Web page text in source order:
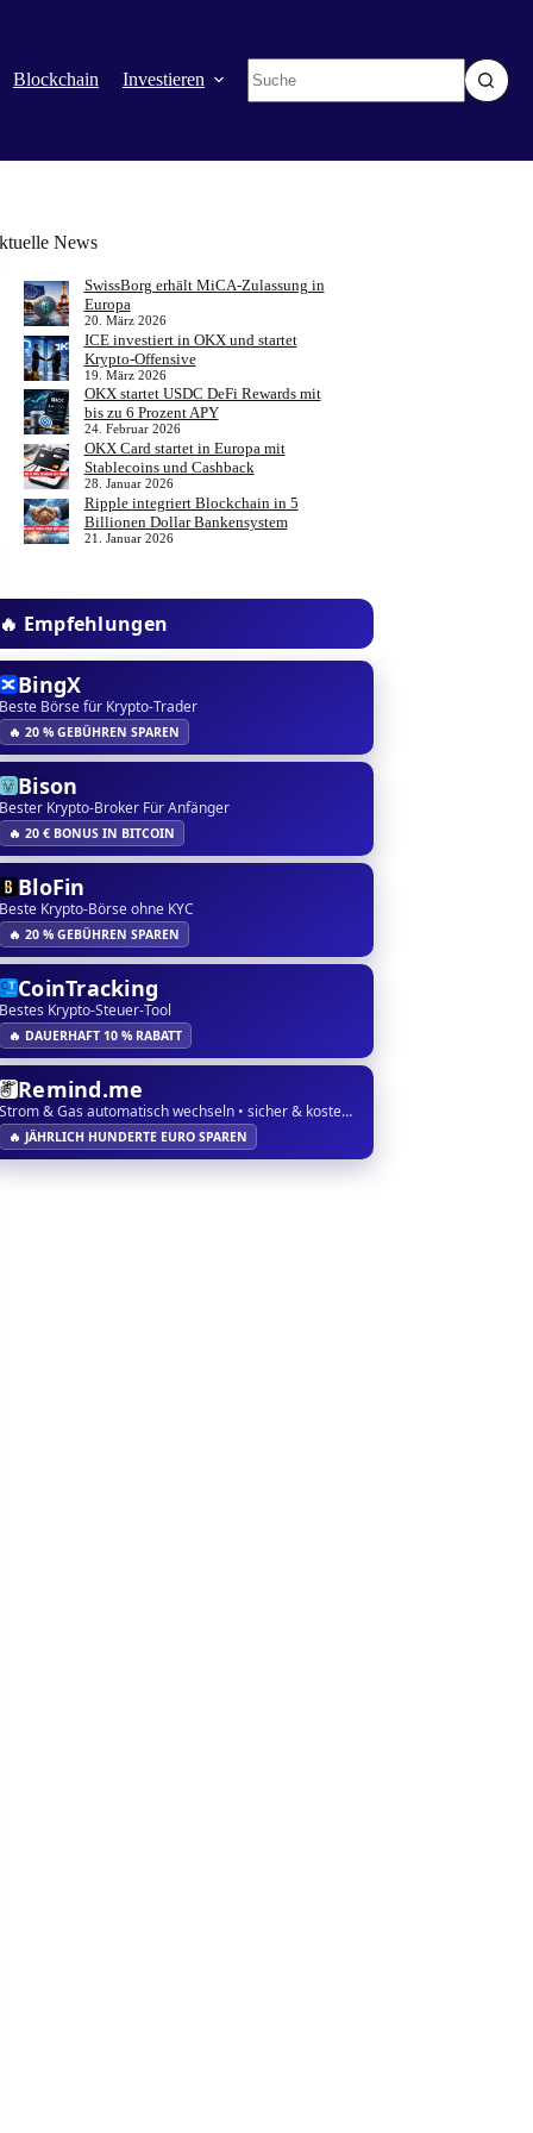
Blockchain Investieren Mehr
Ergebnisse
News
SwissBorg erhält MiCA-Zulassung in
Europa
20. März 2026
ICE investiert in OKX und startet
Krypto-Offensive
19. März 2026
OKX startet USDC DeFi Rewards mit
bis zu 6 Prozent APY
24. Februar 2026
OKX Card startet in Europa mit
Stablecoins und Cashback
28. Januar 2026
Ripple integriert Blockchain in 5
Billionen Dollar Bankensystem
21. Januar 2026
🔥 Empfehlungen
BingX
Beste Börse für Krypto-Trader
🔥 20 % GEBÜHREN SPAREN
Bison
Bester Krypto-Broker Für Anfänger
🔥 20 € BONUS IN BITCOIN
BloFin
Beste Krypto-Börse ohne KYC
🔥 20 % GEBÜHREN SPAREN
CoinTracking
Bestes Krypto-Steuer-Tool
🔥 DAUERHAFT 10 % RABATT
Remind.me
Strom & Gas automatisch wechseln • sicher & kostenlos
🔥 JÄHRLICH HUNDERTE EURO SPAREN